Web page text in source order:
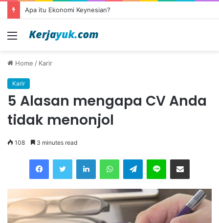
Apa itu Ekonomi Keynesian?
Menu
Home / Karir
Karir
5 Alasan mengapa CV Anda
tidak menonjol
108 3 minutes read
Telegram